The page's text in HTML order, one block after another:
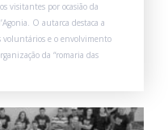
visitantes por ocasião da
O autarca destaca a
voluntários e o envolvimento
da “romaria das